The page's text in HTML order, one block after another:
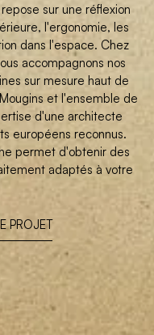
sur une réflexion
l'ergonomie, les
dans l'espace. Chez
accompagnons nos
sur mesure haut de
et l'ensemble de
d'une architecte
européens reconnus.
permet d'obtenir des
adaptés à votre
PROJET